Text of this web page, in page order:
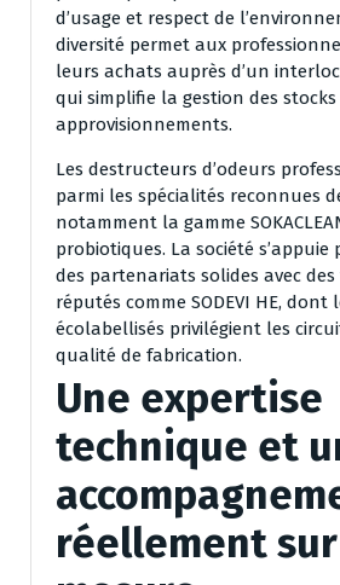
d’usage et respect de
diversité permet aux
leurs achats auprès d’un
qui simplifie la gestion des stocks
approvisionnements.
Les destructeurs d’odeurs
parmi les spécialités reconnues de
notamment la gamme
probiotiques. La société
des partenariats solides avec
réputés comme SODEVI HE, dont
écolabellisés privilégient les
qualité de fabrication.
Une expertise
technique et
réellement sur